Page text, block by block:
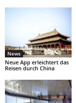
News
Neue App erleichtert das
Reisen durch China